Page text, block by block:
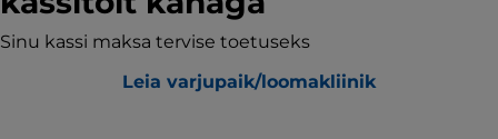
Sinu kassi maksa tervise toetuseks
Leia varjupaik/loomakliinik